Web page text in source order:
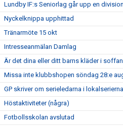
Lundby IF:s Seniorlag går upp en
Nyckelknippa upphittad
Tränarmöte 15 okt
Intresseanmälan Damlag
Är det dina eller ditt barns kläder i
Missa inte klubbshopen söndag 28:e
GP skriver om serieledarna i lokalserierna
Höstaktiviteter (några)
Fotbollsskolan avslutad